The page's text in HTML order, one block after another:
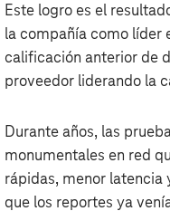
Este logro es el
la compañía como líder
calificación anterior de
proveedor liderando la
Durante años, las
monumentales en red
rápidas, menor latencia
que los reportes ya